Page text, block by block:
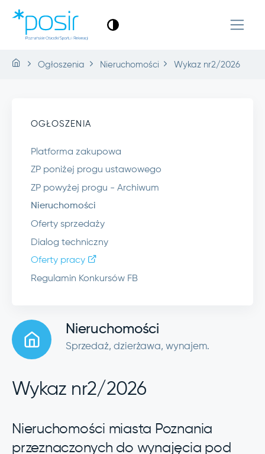
Ogłoszenia Nieruchomości Wykaz nr2/2026
OGŁOSZENIA
Platforma zakupowa
ZP poniżej progu ustawowego
ZP powyżej progu - Archiwum
Nieruchomości
Oferty sprzedaży
Dialog techniczny
Oferty pracy
Regulamin Konkursów FB
Nieruchomości
Sprzedaż, dzierżawa, wynajem.
Wykaz nr2/2026
Nieruchomości miasta Poznania
przeznaczonych do wynajęcia pod